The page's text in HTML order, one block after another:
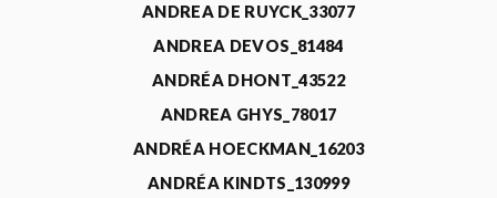
ANDREA DE RUYCK_33077
ANDREA DEVOS_81484
ANDRÉA DHONT_43522
ANDREA GHYS_78017
ANDRÉA HOECKMAN_16203
ANDRÉA KINDTS_130999